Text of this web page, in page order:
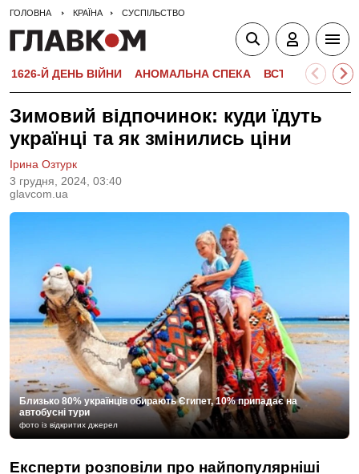
ГОЛОВНА КРАЇНА СУСПІЛЬСТВО
1626-Й ДЕНЬ ВІЙНИ АНОМАЛЬНА СПЕКА ВСТУПНА
Зимовий відпочинок: куди їдуть
українці та як змінились ціни
3 грудня, 2024, 03:40
glavcom.ua
Ірина Озтурк
Близько 80% українців обирають Єгипет, 10% припадає на
автобусні тури
фото із відкритих джерел
Експерти розповіли про найпопулярніші